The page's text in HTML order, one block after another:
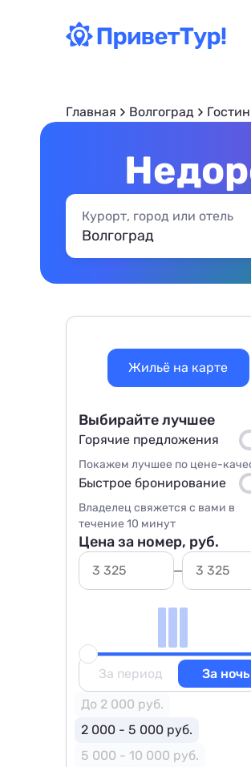
Главная Волгоград
Курорт, город или отель
Жильё на карте
Выбирайте лучшее
Горячие предложения
Покажем лучшее по цене-
Быстрое бронирование
Владелец свяжется с вами в
течение 10 минут
Цена за номер, руб.
За период
За ночь
До 2 000 руб.
2 000 - 5 000 руб.
5 000 - 10 000 руб.